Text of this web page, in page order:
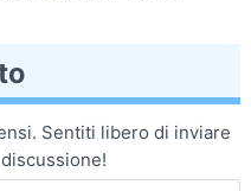
Sentiti libero di inviare